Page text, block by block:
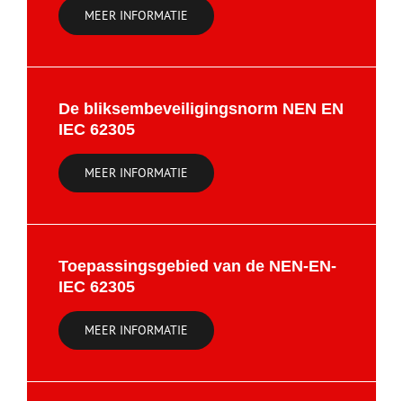
MEER INFORMATIE
De bliksembeveiligingsnorm NEN EN
IEC 62305
MEER INFORMATIE
Toepassingsgebied van de NEN-EN-
IEC 62305
MEER INFORMATIE